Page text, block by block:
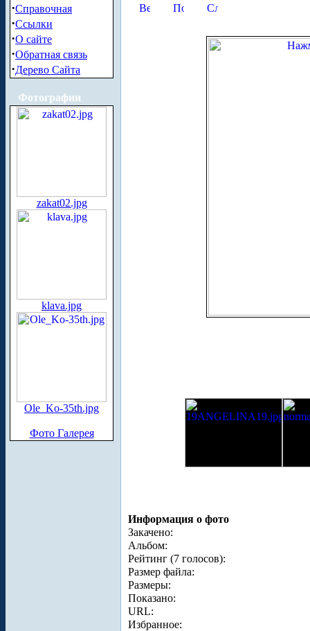
·Справочная
·Ссылки
·О сайте
·Обратная связь
·Дерево Сайта
Фотографии
zakat02.jpg
klava.jpg
Ole_Ko-35th.jpg
Фото Галерея
Информация о фото
Закачено:
Альбом:
Рейтинг (7 голосов):
Размер файла:
Размеры:
Показано:
URL:
Избранное: